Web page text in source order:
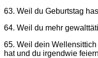
63. Weil du Geburtstag
64. Weil du mehr
65. Weil dein
hat und du irgendwie